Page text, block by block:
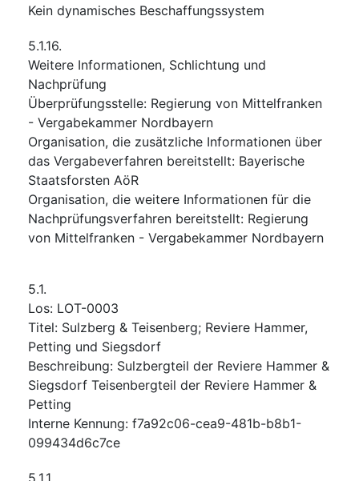
Kein dynamisches Beschaffungssystem
5.1.16.
Weitere Informationen, Schlichtung und
Nachprüfung
Überprüfungsstelle: Regierung von Mittelfranken
- Vergabekammer Nordbayern
Organisation, die zusätzliche Informationen über
das Vergabeverfahren bereitstellt: Bayerische
Staatsforsten AöR
Organisation, die weitere Informationen für die
Nachprüfungsverfahren bereitstellt: Regierung
von Mittelfranken - Vergabekammer Nordbayern
5.1.
Los: LOT-0003
Titel: Sulzberg & Teisenberg; Reviere Hammer,
Petting und Siegsdorf
Beschreibung: Sulzbergteil der Reviere Hammer &
Siegsdorf Teisenbergteil der Reviere Hammer &
Petting
Interne Kennung: f7a92c06-cea9-481b-b8b1-
099434d6c7ce
5.1.1.